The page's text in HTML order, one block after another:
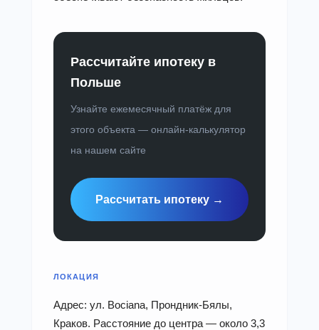
Рассчитайте ипотеку в
Польше
Узнайте ежемесячный платёж для
этого объекта — онлайн-калькулятор
на нашем сайте
Рассчитать ипотеку →
ЛОКАЦИЯ
Адрес: ул. Bociana, Прондник-Бялы,
Краков. Расстояние до центра — около 3,3